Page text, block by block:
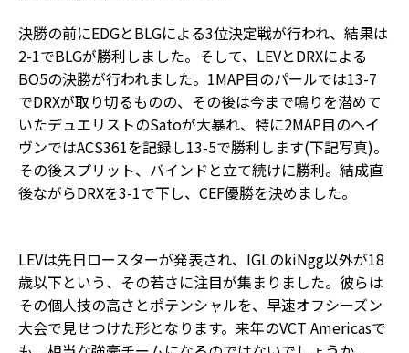
決勝の前にEDGとBLGによる3位決定戦が行われ、結果は
2-1でBLGが勝利しました。そして、LEVとDRXによる
BO5の決勝が行われました。1MAP目のパールでは13-7
でDRXが取り切るものの、その後は今まで鳴りを潜めて
いたデュエリストのSatoが大暴れ、特に2MAP目のヘイ
ヴンではACS361を記録し13-5で勝利します(下記写真)。
その後スプリット、バインドと立て続けに勝利。結成直
後ながらDRXを3-1で下し、CEF優勝を決めました。
LEVは先日ロースターが発表され、IGLのkiNgg以外が18
歳以下という、その若さに注目が集まりました。彼らは
その個人技の高さとポテンシャルを、早速オフシーズン
大会で見せつけた形となります。来年のVCT Americasで